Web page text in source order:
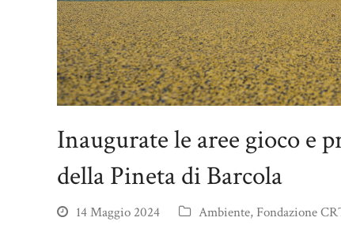
Inaugurate le aree gioco
della Pineta di Barcola
14 Maggio 2024 Ambiente, Fondazione